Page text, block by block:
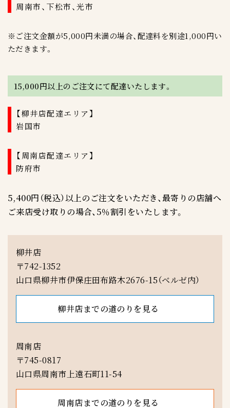
周南市、下松市、光市
※ご注文金額が5,000円未満の場合、配達料を別途1,000円い
ただきます。
15,000円以上のご注文にて配達いたします。
【柳井店配達エリア】
岩国市
【周南店配達エリア】
防府市
5,400円（税込）以上のご注文をいただき、最寄りの店舗へ
ご来店受け取りの場合、5％割引をいたします。
柳井店
〒742-1352
山口県柳井市伊保庄田布路木2676-15（ベルゼ内）
柳井店までの道のりを見る
周南店
〒745-0817
山口県周南市上遠石町11-54
周南店までの道のりを見る